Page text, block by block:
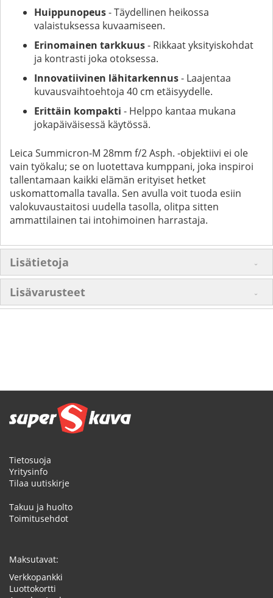
Huippunopeus- Täydellinen heikossa
valaistuksessa kuvaamiseen.
Erinomainen tarkkuus- Rikkaat yksityiskohdat
ja kontrasti joka otoksessa.
Innovatiivinen lähitarkennus- Laajentaa
kuvausvaihtoehtoja 40 cm etäisyydelle.
Erittäin kompakti - Helppo kantaa mukana
jokapäiväisessä käytössä.
Leica Summicron-M 28mm f/2 Asph. -objektiivi ei ole
vain työkalu; se on luotettava kumppani, joka inspiroi
tallentamaan kaikki elämän erityiset hetket
uskomattomalla tavalla. Sen avulla voit tuoda esiin
valokuvaustaitosi uudella tasolla, olitpa sitten
ammattilainen tai intohimoinen harrastaja.
Lisätietoja
Lisävarusteet
Tietosuoja
Yritysinfo
Tilaa uutiskirje
Takuu ja huolto
Toimitusehdot
Maksutavat:
Verkkopankki
Luottokortti